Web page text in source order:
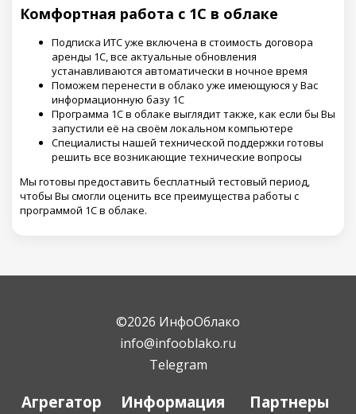
Комфортная работа с 1С в облаке
Подписка ИТС уже включена в стоимость договора
аренды 1С, все актуальные обновления
устанавливаются автоматически в ночное время
Поможем перенести в облако уже имеющуюся у Вас
информационную базу 1С
Программа 1С в облаке выглядит также, как если бы Вы
запустили её на своём локальном компьютере
Специалисты нашей технической поддержки готовы
решить все возникающие технические вопросы
Мы готовы предоставить бесплатный тестовый период,
чтобы Вы смогли оценить все преимущества работы с
программой 1С в облаке.
Агрегатор Информация Партнеры
©2026 ИнфоОблако
info@infooblako.ru
Telegram